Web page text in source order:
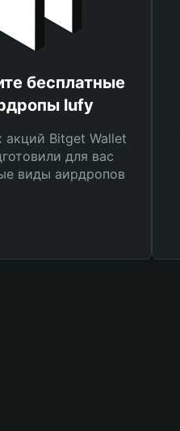
бесплатные
lufy
акций Bitget Wallet
для вас
виды аирдропов